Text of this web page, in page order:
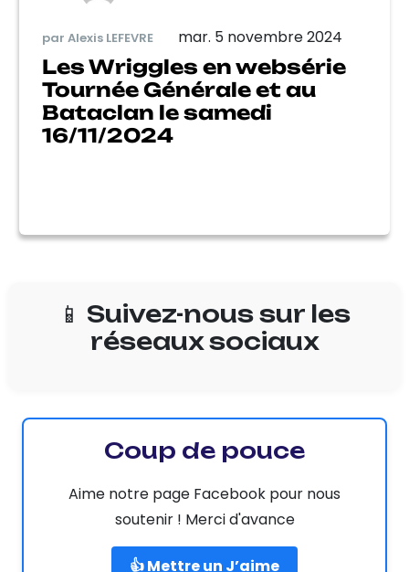
par Alexis LEFEVRE mar. 5 novembre 2024
Les Wriggles en websérie
Tournée Générale et au
Bataclan le samedi
16/11/2024
📱 Suivez-nous sur les
réseaux sociaux
Coup de pouce
Aime notre page Facebook pour nous
soutenir ! Merci d'avance
👍 Mettre un J’aime